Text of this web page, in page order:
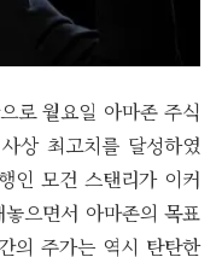
로 월요일 아마존 주식
상 최고치를 달성하였
인 모건 스탠리가 이커
으면서 아마존의 목표
의 주가는 역시 탄탄한